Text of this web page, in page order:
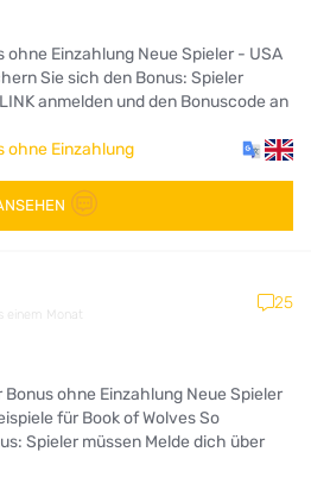
Einzahlung Neue Spieler - USA
Sie sich den Bonus: Spieler
anmelden und den Bonuscode an
ohne Einzahlung
einem Monat
25
ohne Einzahlung Neue Spieler
für Book of Wolves So
Spieler müssen Melde dich über